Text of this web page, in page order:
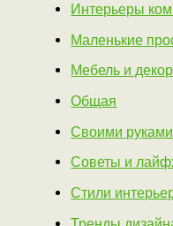
Интерьеры
Маленькие
Мебель и декор
Общая
Своими руками
Советы и
Стили